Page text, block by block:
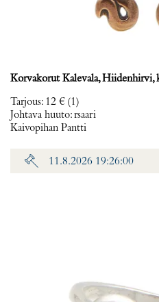
Korvakorut Kalevala, Hiidenhirvi,
Tarjous: 12 € (1)
Johtava huuto:rsaari
Kaivopihan Pantti
11.8.2026 19:26:00